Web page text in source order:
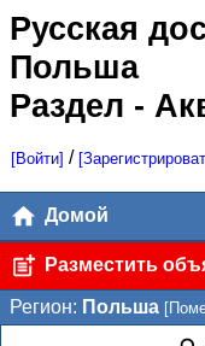
Русская
Польша
Раздел -
[Войти] /
Домой
Разместить
Регион: Польша